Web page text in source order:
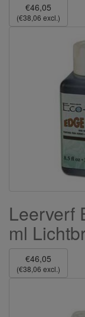
€46,05
(€38,06 excl.)
Leerverf
ml
€46,05
(€38,06 excl.)